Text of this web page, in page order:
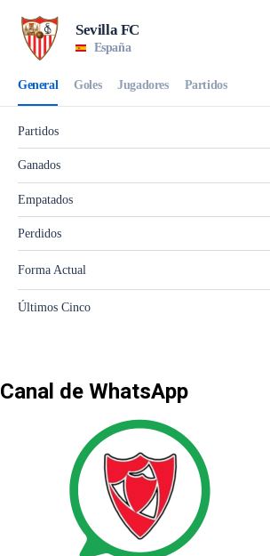
Canal de WhatsApp